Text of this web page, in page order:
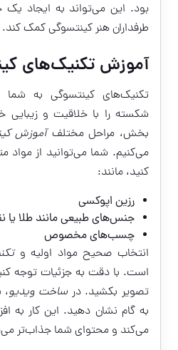
بود. این می‌تواند به ایجاد یک
طرفداران هنر کینتسوگی کمک کند.
آموزش تکنیک‌های
تکنیک‌های کینتسوگی به
شکسته را با خلاقیت و زیبایی
بخش، مراحل مختلفآموزش
می‌کنیم. شما می‌توانید از مواد
کنید، مانند:
رزین اپوکسی
جنس‌های طبیعی مانند طلا یا
چسب‌های مخصوص
انتخاب صحیح مواد اولیه و
است. با دقت به جزئیات توجه
تصویر بکشید. در ساخت ویدیو
به گام نشان دهید. این کار به
می‌کند و محتوای شما جذاب‌تر